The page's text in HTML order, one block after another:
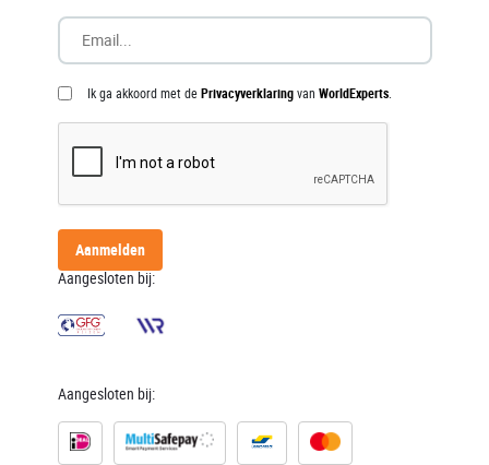
Ik ga akkoord met dePrivacyverklaringvan WorldExperts.
Aanmelden
Aangesloten bij:
Aangesloten bij: